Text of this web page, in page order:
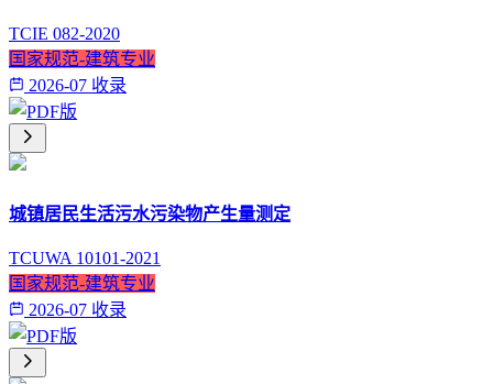
TCIE 082-2020
国家规范-建筑专业
2026-07 收录
城镇居民生活污水污染物产生量测定
TCUWA 10101-2021
国家规范-建筑专业
2026-07 收录